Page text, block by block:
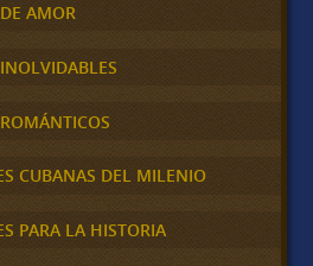
AMOR
CUBANAS DEL MILENIO
PARA LA HISTORIA